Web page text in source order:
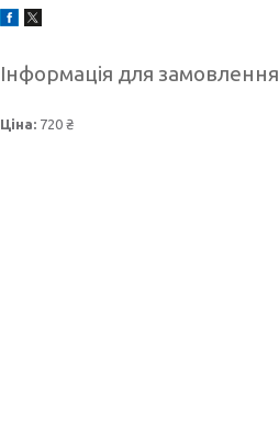
Інформація для замовлення
Ціна: 720 ₴